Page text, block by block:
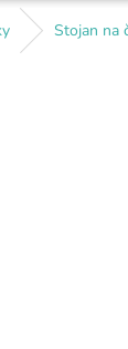
Stojan na